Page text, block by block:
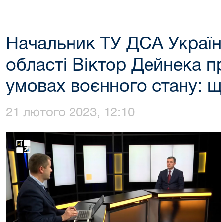
Начальник ТУ ДСА
області Віктор Дейнека
умовах воєнного стану:
21 лютого 2023, 12:10